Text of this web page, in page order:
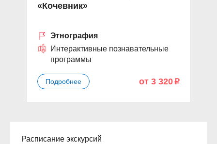
«Кочевник»
Этнография
Интерактивные познавательные
программы
Подробнее от 3 320 p
Расписание экскурсий